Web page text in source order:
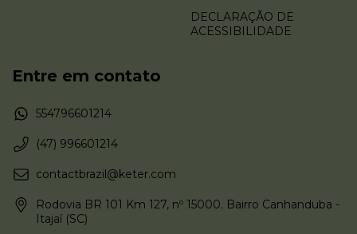
DECLARAÇÃO DE
ACESSIBILIDADE
Entre em contato
554796601214
(47) 996601214
contactbrazil@keter.com
Rodovia BR 101 Km 127, nº 15000. Bairro Canhanduba -
Itajaí (SC)